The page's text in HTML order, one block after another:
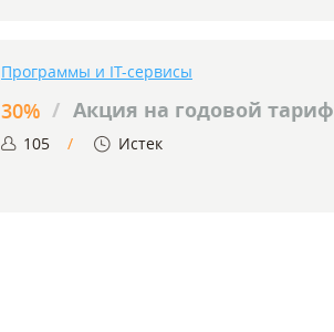
Программы и IT-сервисы
30% / Акция на годовой тариф
105
Истек